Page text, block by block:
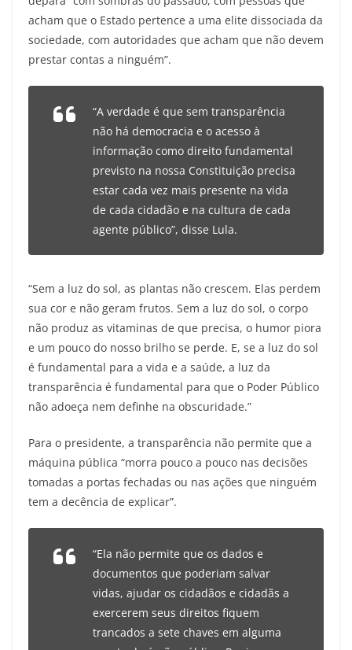
acham que o Estado pertence a uma elite dissociada da
sociedade, com autoridades que acham que não devem
prestar contas a ninguém”.
“A verdade é que sem transparência
não há democracia e o acesso à
informação como direito fundamental
previsto na nossa Constituição precisa
estar cada vez mais presente na vida
de cada cidadão e na cultura de cada
agente público”, disse Lula.
“Sem a luz do sol, as plantas não crescem. Elas perdem
sua cor e não geram frutos. Sem a luz do sol, o corpo
não produz as vitaminas de que precisa, o humor piora
e um pouco do nosso brilho se perde. E, se a luz do sol
é fundamental para a vida e a saúde, a luz da
transparência é fundamental para que o Poder Público
não adoeça nem definhe na obscuridade.”
Para o presidente, a transparência não permite que a
máquina pública “morra pouco a pouco nas decisões
tomadas a portas fechadas ou nas ações que ninguém
tem a decência de explicar”.
“Ela não permite que os dados e
documentos que poderiam salvar
vidas, ajudar os cidadãos e cidadãs a
exercerem seus direitos fiquem
trancados a sete chaves em alguma